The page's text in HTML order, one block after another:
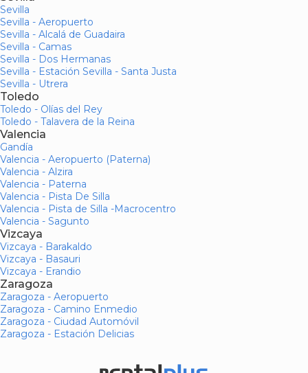
Sevilla
Sevilla - Aeropuerto
Sevilla - Alcalá de Guadaira
Sevilla - Camas
Sevilla - Dos Hermanas
Sevilla - Estación Sevilla - Santa Justa
Sevilla - Utrera
Toledo
Toledo - Olías del Rey
Toledo - Talavera de la Reina
Valencia
Gandía
Valencia - Aeropuerto (Paterna)
Valencia - Alzira
Valencia - Paterna
Valencia - Pista De Silla
Valencia - Pista de Silla -Macrocentro
Valencia - Sagunto
Vizcaya
Vizcaya - Barakaldo
Vizcaya - Basauri
Vizcaya - Erandio
Zaragoza
Zaragoza - Aeropuerto
Zaragoza - Camino Enmedio
Zaragoza - Ciudad Automóvil
Zaragoza - Estación Delicias